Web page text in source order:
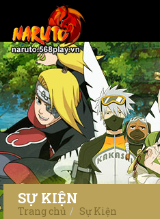
SỰ KIỆN
Trang chủ Sự Kiện